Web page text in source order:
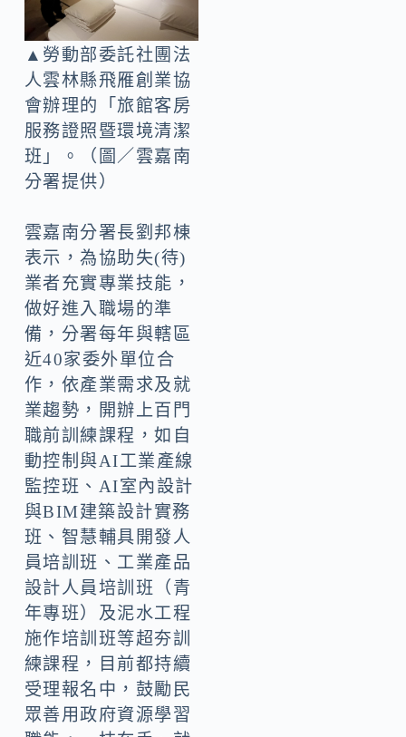
▲勞動部委託社團法
人雲林縣飛雁創業協
會辦理的「旅館客房
服務證照暨環境清潔
班」。（圖／雲嘉南
分署提供）
雲嘉南分署長劉邦棟
表示，為協助失(待)
業者充實專業技能，
做好進入職場的準
備，分署每年與轄區
近40家委外單位合
作，依產業需求及就
業趨勢，開辦上百門
職前訓練課程，如自
動控制與AI工業產線
監控班、AI室內設計
與BIM建築設計實務
班、智慧輔具開發人
員培訓班、工業產品
設計人員培訓班（青
年專班）及泥水工程
施作培訓班等超夯訓
練課程，目前都持續
受理報名中，鼓勵民
眾善用政府資源學習